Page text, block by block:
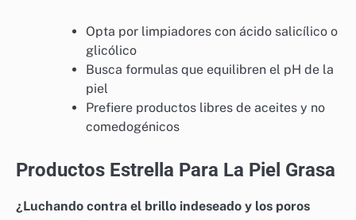
Opta por limpiadores con ácido salicílico o
glicólico
Busca formulas que equilibren el pH de la
piel
Prefiere productos libres de aceites y no
comedogénicos
Productos Estrella Para La Piel Grasa
¿Luchando contra el brillo indeseado y los poros